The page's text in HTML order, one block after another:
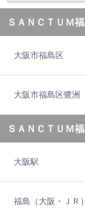
ＳＡＮＣＴＵＭ
大阪市福島区
大阪市福島区鷺洲
ＳＡＮＣＴＵＭ
大阪駅
福島（大阪・ＪＲ